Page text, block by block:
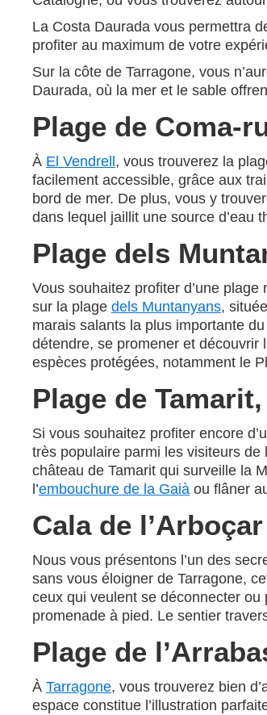
La Costa Daurada vous permettra
profiter au maximum de votre
Sur la côte de Tarragone, vous
Daurada, où la mer et le sable
Plage de Coma-
À El Vendrell , vous trouverez la
facilement accessible, grâce aux
bord de mer. De plus, vous y
dans lequel jaillit une source d’eau
Plage dels
Vous souhaitez profiter d’une
sur la plage dels Muntanyans,
marais salants la plus importante
détendre, se promener et découvrir
espèces protégées, notamment le
Plage de
Si vous souhaitez profiter encore
très populaire parmi les visiteurs
château de Tamarit qui surveille la
l’embouchure de la Gaià ou flâner
Cala de
Nous vous présentons l’un des
sans vous éloigner de Tarragone,
ceux qui veulent se déconnecter
promenade à pied. Le sentier
Plage de
À Tarragone, vous trouverez bien
espace constitue l’illustration